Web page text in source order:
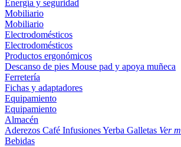
Energía y seguridad
Mobiliario
Mobiliario
Electrodomésticos
Electrodomésticos
Productos ergonómicos
Descanso de pies Mouse pad y apoya muñeca
Ferretería
Fichas y adaptadores
Equipamiento
Equipamiento
Almacén
Aderezos Café InfusionesYerba Galletas Ver
Bebidas